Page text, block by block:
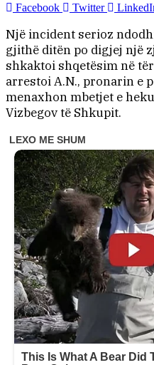
Facebook Twitter
Një incident serioz
gjithë ditën po digjej një
shkaktoi shqetësim në
arrestoi A.N., pronarin e
menaxhon mbetjet e
Vizbegov të Shkupit.